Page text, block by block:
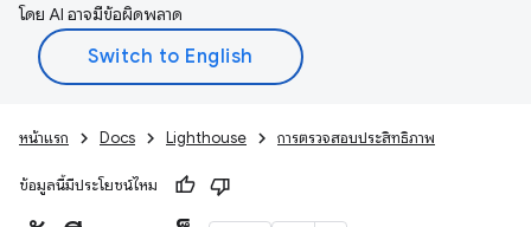
โดย AI อาจมีข้อผิดพลาด
หน้าแรก Docs Lighthouse การตรวจสอบประสิทธิภาพ
ข้อมูลนี้มีประโยชน์ไหม